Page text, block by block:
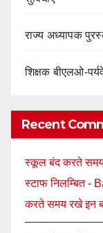
राज्य अध्यापक
शिक्षक बीएलओ-
Recent
स्कूल बंद करते समय
स्टाफ निलम्बित -
करते समय रखे इन